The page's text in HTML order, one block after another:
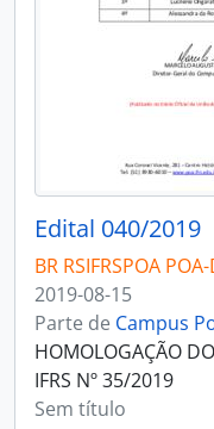
Edital 040/2019
BR RSIFRSPOA
2019-08-15
Parte de Campus
HOMOLOGAÇÃO
IFRS Nº 35/2019
Sem título